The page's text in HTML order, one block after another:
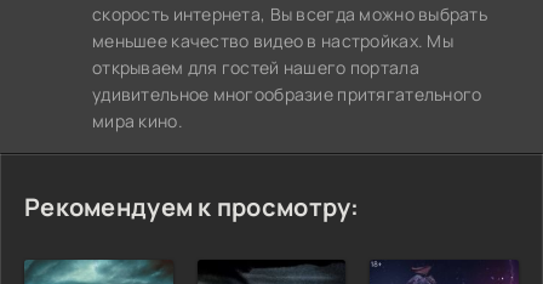
скорость интернета, Вы всегда можно выбрать
меньшее качество видео в настройках. Мы
открываем для гостей нашего портала
удивительное многообразие притягательного
мира кино.
Рекомендуем к просмотру: